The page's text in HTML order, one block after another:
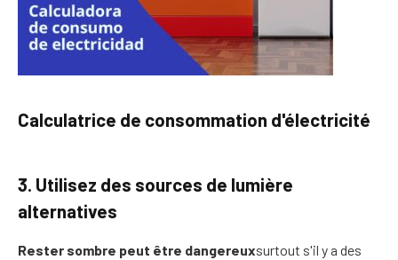
Calculatrice de consommation d'électricité
3. Utilisez des sources de lumière
alternatives
Rester sombre peut être dangereuxsurtout s'il y a des